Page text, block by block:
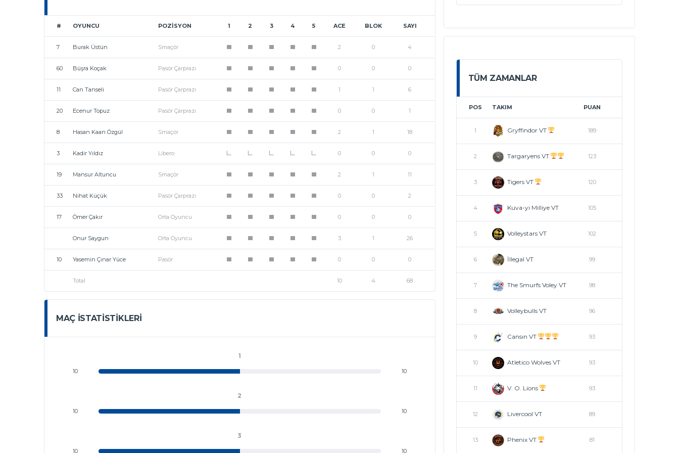
# OYUNCU POZISYON 1 2 3 4 5 ACE BLOK SAYI
7 Burak Üstün Smaçör 2 0 4
60 Büşra Koçak Pasör Çarprazı 0 0 0
11 Can Tanseli Pasör Çarprazı 1 1 6
20 Ecenur Topuz Pasör Çarprazı 0 0 1
8 Hasan Kaan Özgül Smaçör 2 1 18
3 Kadir Yıldız Libero L L L L L 0 0 0
19 Mansur Altuncu Smaçör 2 1 11
33 Nihat Küçük Pasör Çarprazı 0 0 2
17 Ömer Çakır Orta Oyuncu 0 0 0
Onur Saygun Orta Oyuncu 3 1 26
10 Yasemin Çınar Yüce Pasör 0 0 0
Total 10 4 68
MAÇ İSTATISTIKLERI
1
10 10
2
10 10
3
10 10
TÜM ZAMANLAR
POS TAKIM PUAN
1 Gryffindor VT 189
2 Targaryens VT 123
3 Tigers VT 120
4 Kuva-yi Milliye VT 105
5 Volleystars VT 102
6 İllegal VT 99
7 The Smurfs Voley VT 98
8 Volleybulls VT 96
9 Cansın VT 93
10 Atletico Wolves VT 93
11 V. O. Lions 93
12 Livercool VT 89
13 Phenix VT 81